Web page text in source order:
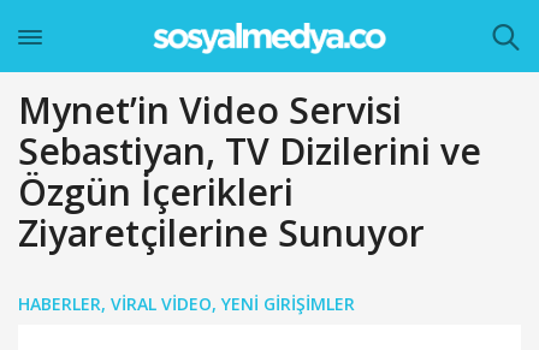
Mynet’in Video Servisi
Sebastiyan, TV Dizilerini ve
Özgün İçerikleri
Ziyaretçilerine Sunuyor
HABERLER, VIRAL VIDEO, YENI GIRIŞIMLER